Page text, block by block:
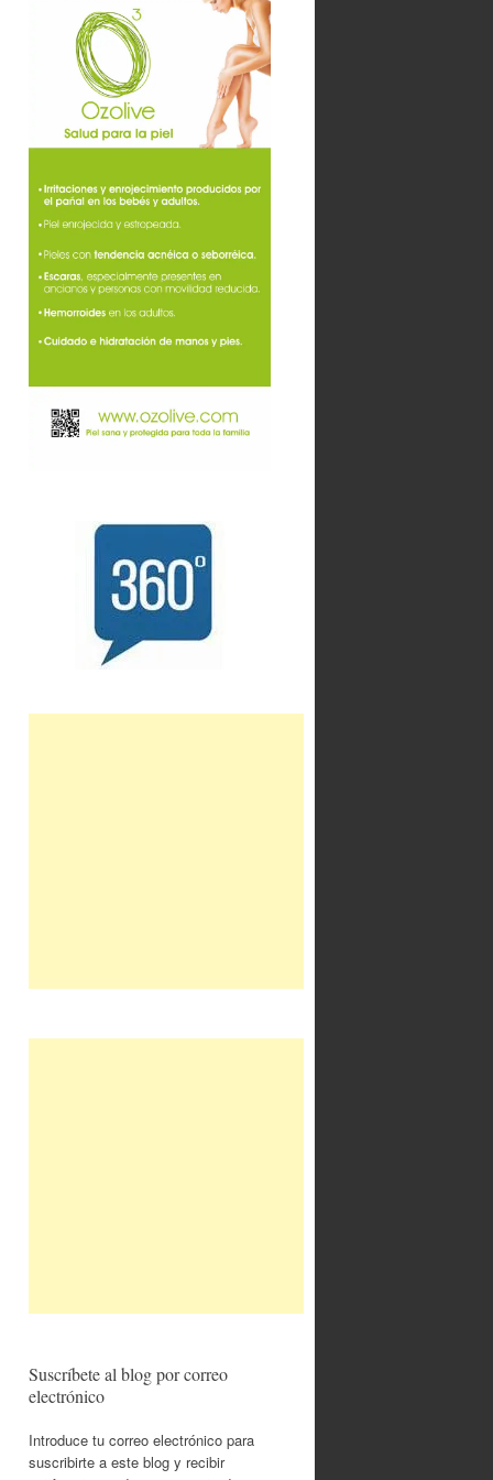
Suscríbete al blog por correo
electrónico
Introduce tu correo electrónico para
suscribirte a este blog y recibir